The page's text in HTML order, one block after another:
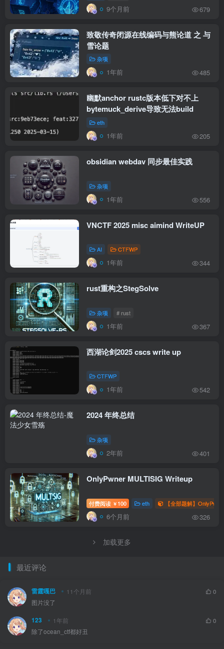
9个月前 679
致敬传奇闭源在线编码与熊论道 之 与
雪论题
杂项
1年前 485
幽默anchor rustc版本低下对不上
bytemuck_derive导致无法build
eth
1年前 205
obsidian webdav 同步最佳实践
杂项
1年前 556
VNCTF 2025 misc aimind WriteUP
AI CTFWP
1年前 344
rust重构之StegSolve
杂项 # rust
1年前 367
西湖论剑2025 cscs write up
CTFWP
1年前 542
2024 年终总结
杂项
2年前 401
OnlyPwner MULTISIG Writeup
付费阅读 ￥ 100 eth 【全部题解】
6个月前 326
加载更多
最近评论
雷霆嘎巴 11个月前
0
图片没了
123 1年前
0
除了ocean_ctf都好丑